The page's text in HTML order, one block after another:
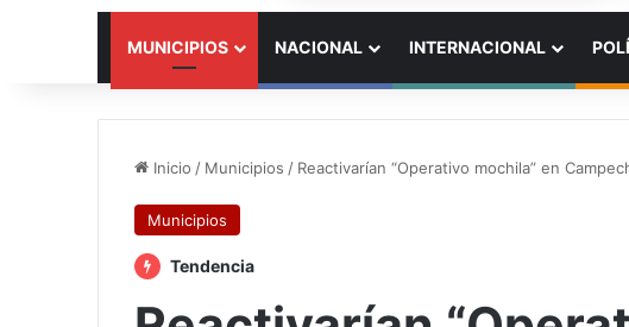
MUNICIPIOS NACIONAL INTERNACIONAL
Inicio / Municipios / Reactivarían “Operativo mochila” en
Municipios
Tendencia